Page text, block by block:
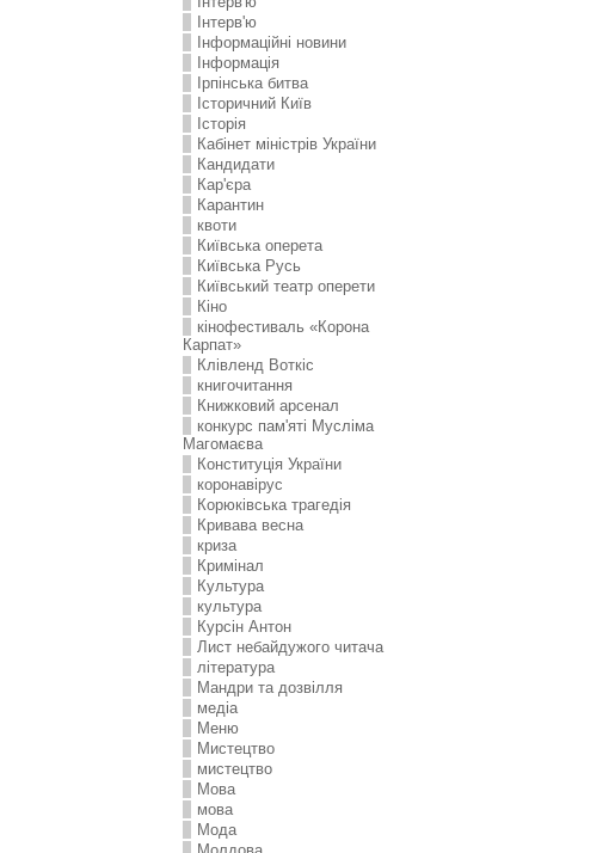
Інтерв'ю
Інформаційні новини
Інформація
Ірпінська битва
Історичний Київ
Історія
Кабінет міністрів України
Кандидати
Кар'єра
Карантин
квоти
Київська оперета
Київська Русь
Київський театр оперети
Кіно
кінофестиваль «Корона
Карпат»
Клівленд Воткіс
книгочитання
Книжковий арсенал
конкурс пам'яті Мусліма
Магомаєва
Конституція України
коронавірус
Корюківська трагедія
Кривава весна
криза
Кримінал
Культура
культура
Курсін Антон
Лист небайдужого читача
література
Мандри та дозвілля
медіа
Меню
Мистецтво
мистецтво
Мова
мова
Мода